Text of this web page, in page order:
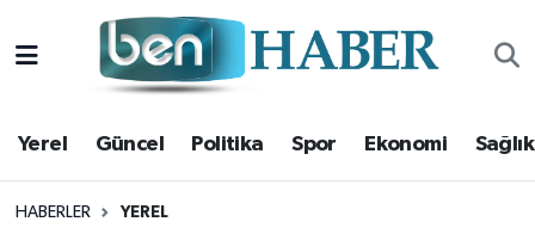
Yerel Güncel Politika Spor Ekonomi Sağlık
HABERLER YEREL
Yerel
Güncel
Politika
Hava Durumu
Trafik Durumu
Süper Lig Puan Durumu ve Fikstür